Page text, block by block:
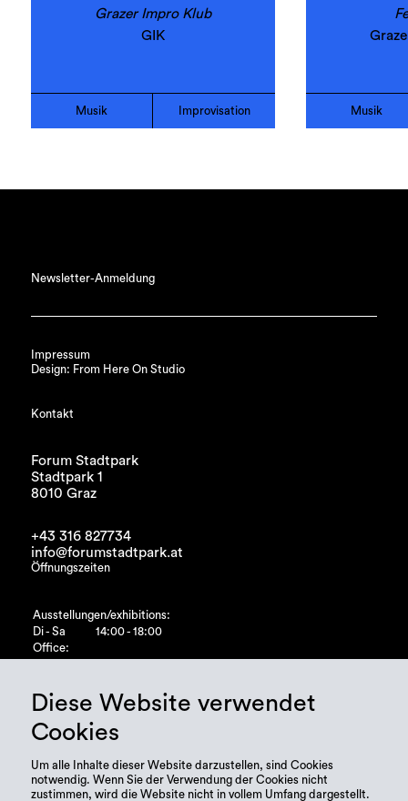
Grazer Impro Klub
GIK
Musik Improvisation Musik
Newsletter-Anmeldung
Impressum
Design: From Here On Studio
Kontakt
Forum Stadtpark
Stadtpark 1
8010 Graz
+43 316 827734
info@forumstadtpark.at
Öffnungszeiten
Ausstellungen/exhibitions:
Di - Sa
14:00 - 18:00
Office:
Diese Website verwendet
Cookies
Um alle Inhalte dieser Website darzustellen, sind Cookies
notwendig. Wenn Sie der Verwendung der Cookies nicht
zustimmen, wird die Website nicht in vollem Umfang dargestellt.